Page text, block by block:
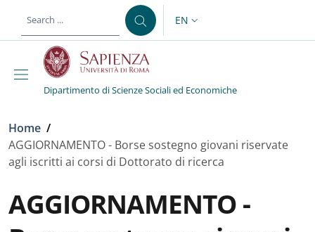
LANGUAGE SWITCHER:
EN
Dipartimento di Scienze Sociali ed Economiche
Breadcrumb
Home /
AGGIORNAMENTO - Borse sostegno giovani riservate
agli iscritti ai corsi di Dottorato di ricerca
AGGIORNAMENTO -